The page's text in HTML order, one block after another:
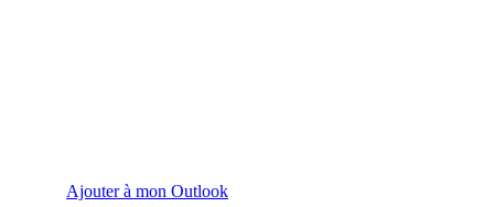
Ajouter à mon Outlook